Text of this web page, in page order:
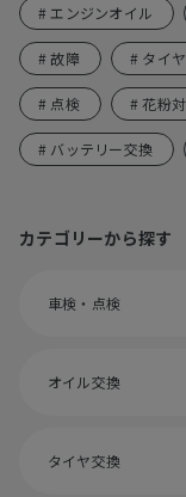
# エンジンオイル
# 故障 # タイ
# 点検 # 花粉
# バッテリー交換
カテゴリーから探す
車検・点検
オイル交換
タイヤ交換